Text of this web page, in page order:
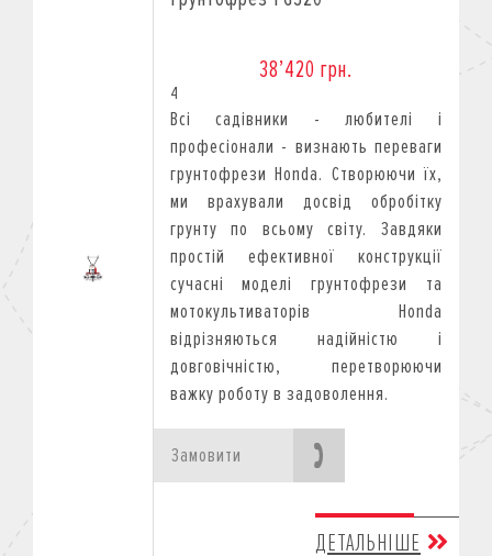
38’420 грн.
4
Всі садівники - любителі і
професіонали - визнають переваги
грунтофрези Honda. Створюючи їх,
ми врахували досвід обробітку
грунту по всьому світу. Завдяки
простій ефективної конструкції
сучасні моделі грунтофрези та
мотокультиваторів Honda
відрізняються надійністю і
довговічністю, перетворюючи
важку роботу в задоволення.
Замовити
ДЕТАЛЬНІШЕ